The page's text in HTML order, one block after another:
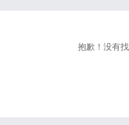
抱歉！没有